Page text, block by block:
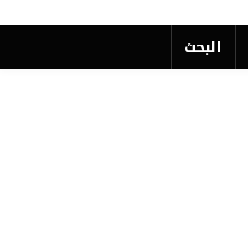
البحث